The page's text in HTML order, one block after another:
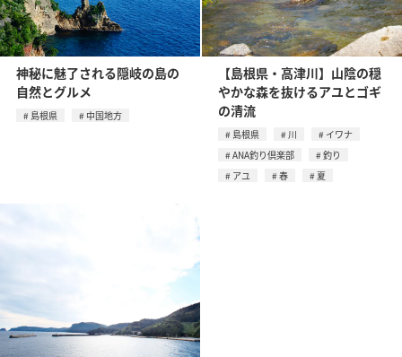
神秘に魅了される隠岐の島の
自然とグルメ
島根県 中国地方
【島根県・高津川】山陰の穏
やかな森を抜けるアユとゴギ
の清流
島根県 川
イワナ
ANA釣り倶楽部
釣り
アユ
春 夏